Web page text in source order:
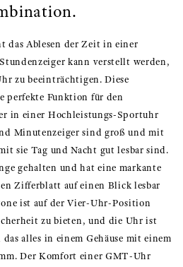
das Ablesen der Zeit in einer
kann verstellt werden,
zu beeinträchtigen. Diese
perfekte Funktion für den
in einer Hochleistungs-Sportuhr
Minutenzeiger sind groß und mit
sie Tag und Nacht gut lesbar sind.
gehalten und hat eine markante
Zifferblatt auf einen Blick lesbar
ist auf der Vier-Uhr-Position
zu bieten, und die Uhr ist
alles in einem Gehäuse mit einem
Der Komfort einer GMT-Uhr